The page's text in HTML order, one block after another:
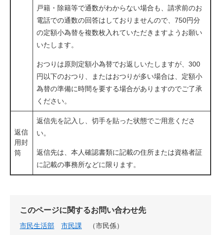
戸籍・除籍等で通数がわからない場合も、請求前のお
電話での通数の回答はしておりませんので、750円分
の定額小為替を複数枚入れていただきますようお願い
いたします。
おつりは原則定額小為替でお返しいたしますが、300
円以下のおつり、またはおつりが多い場合は、定額小
為替の準備に時間を要する場合がありますのでご了承
ください。
返信
用封
筒
返信先を記入し、切手を貼った状態でご用意くださ
い。
返信先は、本人確認書類に記載の住所または資格者証
に記載の事務所などに限ります。
このページに関するお問い合わせ先
市民生活部 市民課
市民係